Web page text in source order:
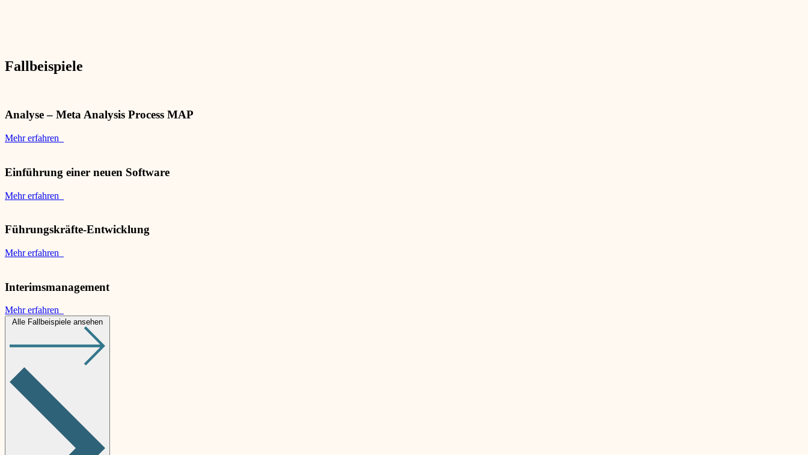
Fallbeispiele
Analyse – Meta Analysis Process MAP
Mehr erfahren
Einführung einer neuen Software
Mehr erfahren
Führungskräfte-Entwicklung
Mehr erfahren
Interimsmanagement
Mehr erfahren
Alle Fallbeispiele ansehen